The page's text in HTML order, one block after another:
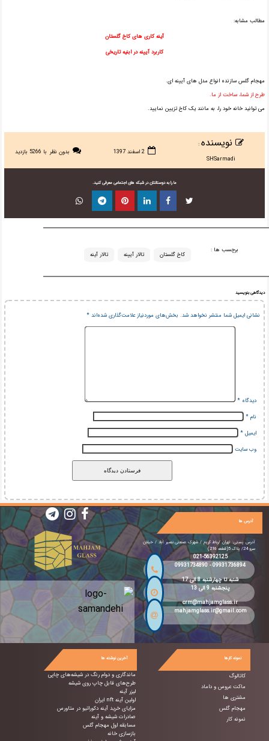
مطالب مشابه:
آینه کاری های کاخ گلستان
کاربرد آیینه در ابنیه تاریخی
مهجام گلس سازنده انواع مدل های آیینه ای.
طرح از شما، ساخت از ما.
می توانید خانه خود را، به مانند یک کاخ تزیین نمایید.
نویسنده:
SHSarmadi
2 اسفند 1397 بدون نظر با 5266 بازدید
ما را به دوستانتان در شبکه های اجتماعی معرفی کنید.
برچسب ها :
تالار آینه تالار آیینه کاخ گلستان
دیدگاهی بنویسید
نشانی ایمیل شما منتشر نخواهد شد. بخش‌های موردنیاز علامت‌گذاری شده‌اند*
دیدگاه*
نام*
ایمیل*
وب‌ سایت
آخرین نوشته ها
ماندگاری و دوام رنگ در شیشه‌های چاپی
طرح‌های قابل چاپ روی شیشه
لیزر آینه
اولین آینه nft ایران
مزایای خرید آینه دکوراتیو در متاورس
صادرات شیشه و آینه
مسابقه اول مهجام گلس
بازسازی خانه
نمونه کارها
کاتالوگ
ماکت عروس و داماد
مشتری ها
مهجام گلس
نمونه کار
آدرس ها
آدرس پستی: تهران /رباط کریم / شهرک صنعتی نصیر آباد / خیابان
سرو 24/ پلاک 5(قطعه 216)
021-56392125
09931736894
-
09931734890
شنبه تا چهارشنبه 8 الی 17
پنجشنبه 9 الی 13
crm@mahjamglass.ir
mahjamglass.ir@gmail.com